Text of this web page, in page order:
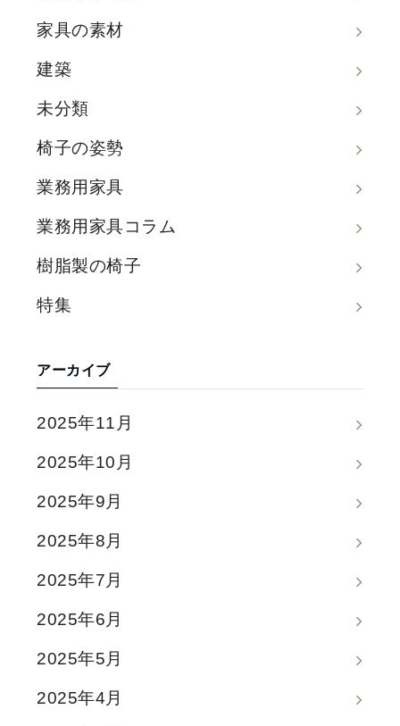
家具の素材
建築
未分類
椅子の姿勢
業務用家具
業務用家具コラム
樹脂製の椅子
特集
アーカイブ
2025年11月
2025年10月
2025年9月
2025年8月
2025年7月
2025年6月
2025年5月
2025年4月